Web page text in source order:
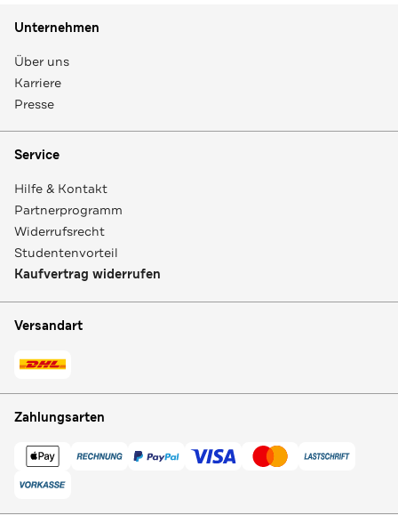
Unternehmen
Über uns
Karriere
Presse
Service
Hilfe & Kontakt
Partnerprogramm
Widerrufsrecht
Studentenvorteil
Kaufvertrag widerrufen
Versandart
Zahlungsarten